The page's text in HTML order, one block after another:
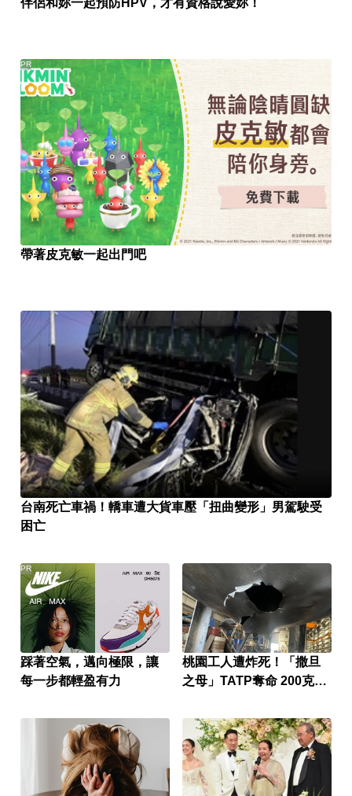
帶著皮克敏一起出門吧
PR
台南死亡車禍！轎車遭大貨車壓「扭曲變形」男駕駛受
困亡
踩著空氣，邁向極限，讓
每一步都輕盈有力
PR
桃園工人遭炸死！「撒旦
之母」TATP奪命 200克就